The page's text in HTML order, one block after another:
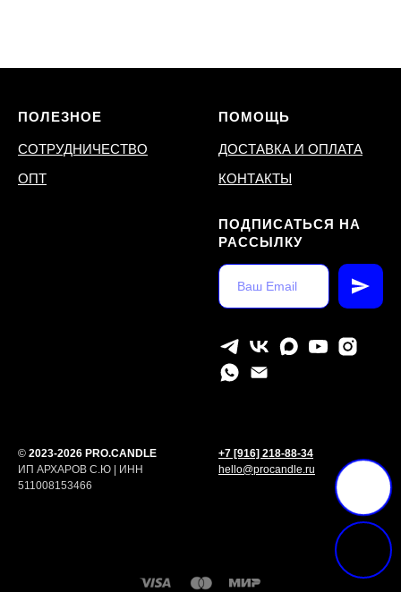
ПОЛЕЗНОЕ
СОТРУДНИЧЕСТВО
ОПТ
ПОМОЩЬ
ДОСТАВКА И ОПЛАТА
КОНТАКТЫ
ПОДПИСАТЬСЯ НА
РАССЫЛКУ
© 2023-2026 PRO.CANDLE
ИП АРХАРОВ С.Ю | ИНН
511008153466
+7 [916] 218-88-34
hello@procandle.ru